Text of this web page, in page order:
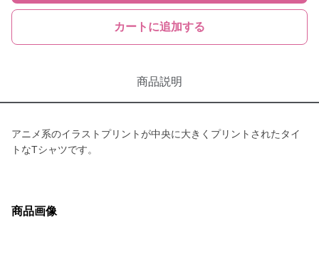
カートに追加する
商品説明
アニメ系のイラストプリントが中央に大きくプリントされたタイ
トなTシャツです。
商品画像